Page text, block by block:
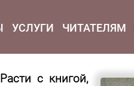
УСЛУГИ ЧИТАТЕЛЯМ
с книгой,